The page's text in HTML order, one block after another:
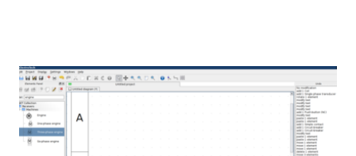
que contém essas fontes. Ao instalar o GNU/Linux abra o
terminal e execute o comando: $ sudo apt-get install ttf-
mscorefonts-installer Leia os termos de uso e avance
clicando em “Ok” Agora aceite os termos de uso clicando